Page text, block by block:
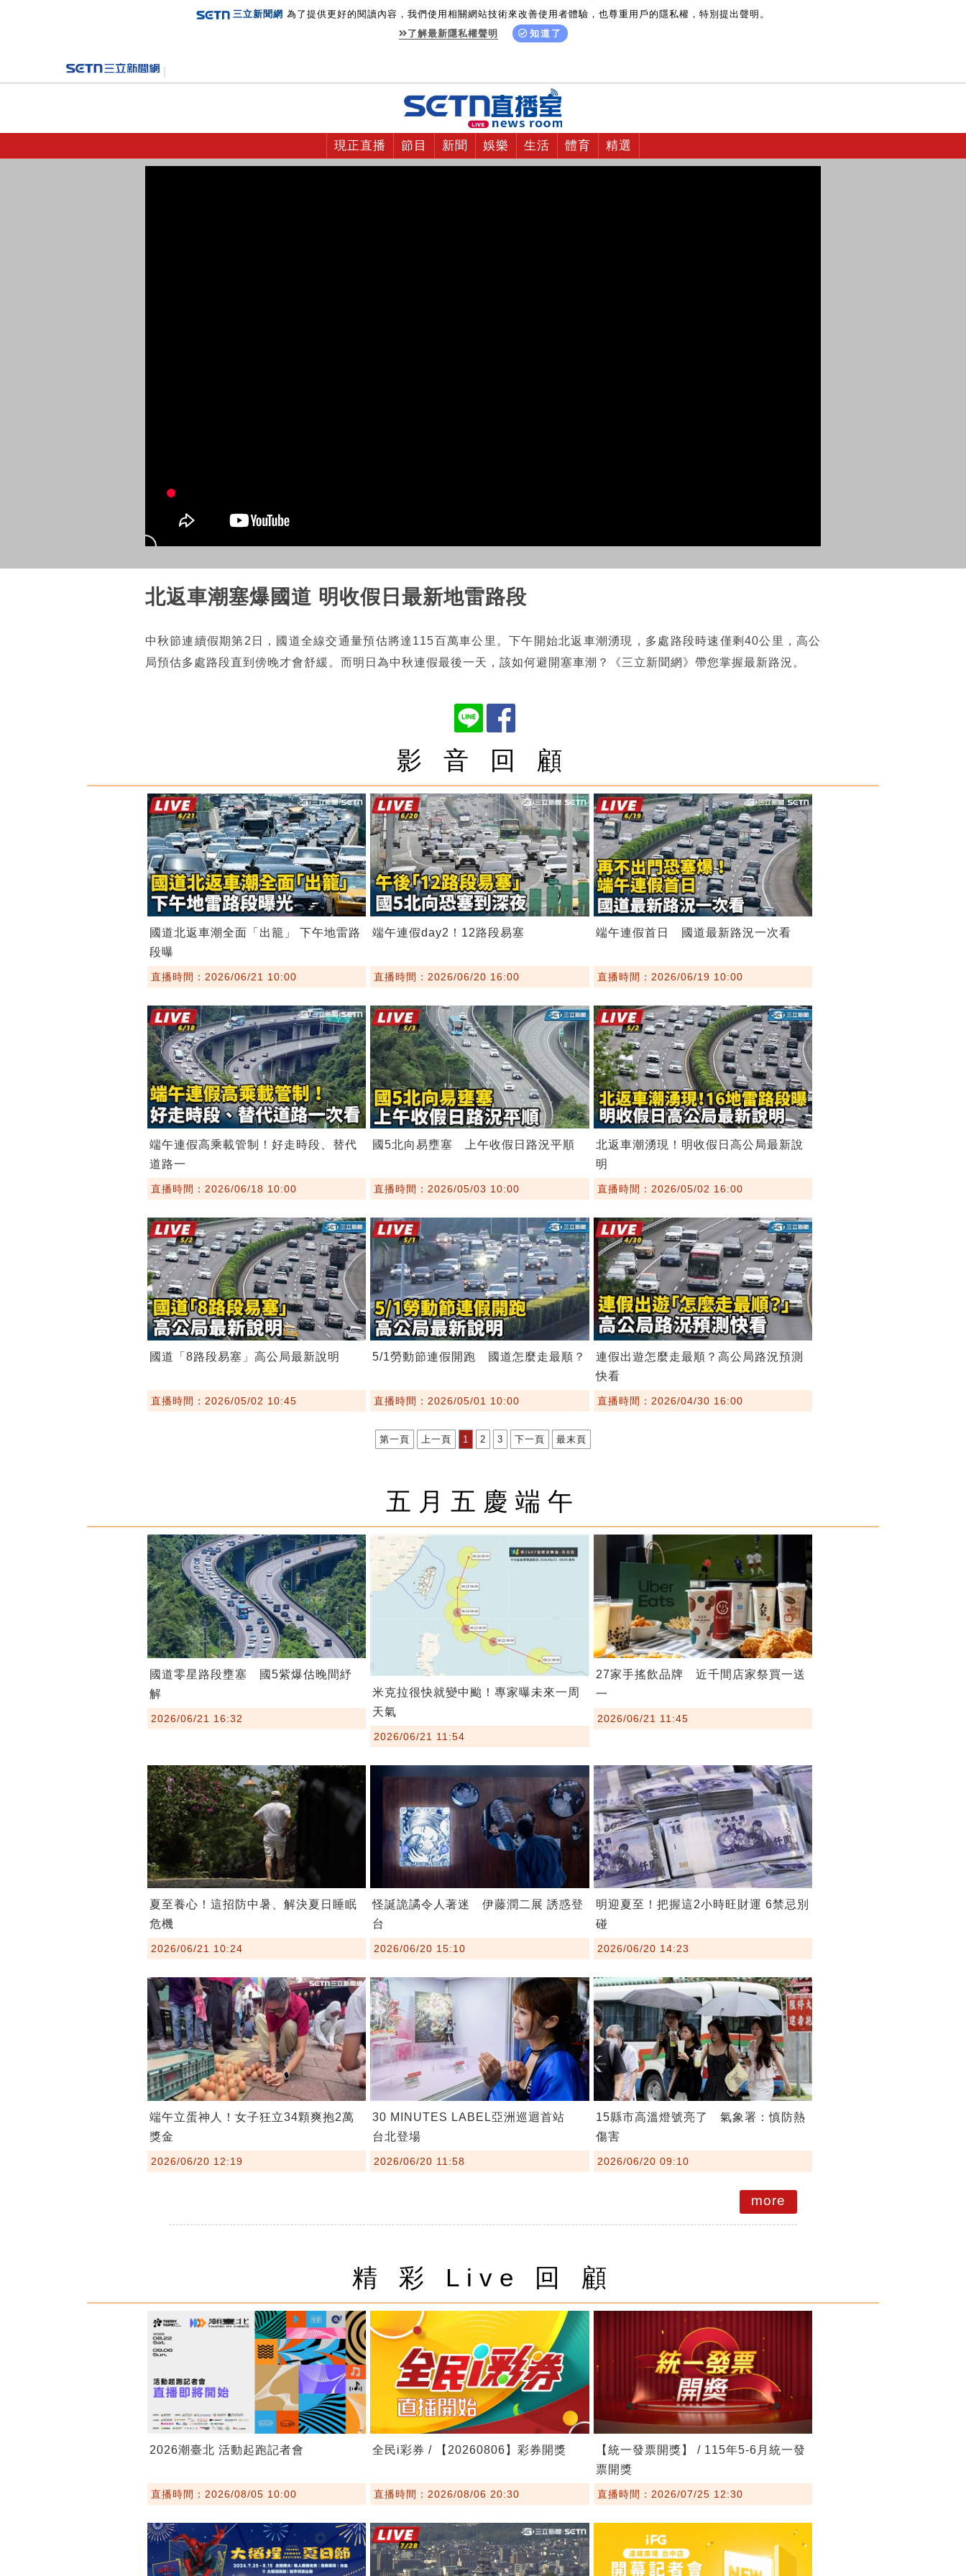
三立新聞網 為了提供更好的閱讀內容，我們使用相關網站技術來改善使用者體驗，也尊重用戶的隱私權，特別提出聲明。
了解最新隱私權聲明
知道了
現正直播 節目 新聞 娛樂 生活 體育 精選
北返車潮塞爆國道 明收假日最新地雷路段
中秋節連續假期第2日，國道全線交通量預估將達115百萬車公里。下午開始北返車潮湧現，多處路段時速僅剩40公里，高公
局預估多處路段直到傍晚才會舒緩。而明日為中秋連假最後一天，該如何避開塞車潮？《三立新聞網》帶您掌握最新路況。
影 音 回 顧
國道北返車潮全面「出籠」 下午地雷路
段曝
直播時間：2026/06/21 10:00
端午連假day2！12路段易塞
直播時間：2026/06/20 16:00
端午連假首日 國道最新路況一次看
直播時間：2026/06/19 10:00
端午連假高乘載管制！好走時段、替代
道路一
直播時間：2026/06/18 10:00
國5北向易壅塞 上午收假日路況平順
直播時間：2026/05/03 10:00
北返車潮湧現！明收假日高公局最新說
明
直播時間：2026/05/02 16:00
國道「8路段易塞」高公局最新說明
直播時間：2026/05/02 10:45
5/1勞動節連假開跑 國道怎麼走最順？
直播時間：2026/05/01 10:00
連假出遊怎麼走最順？高公局路況預測
快看
直播時間：2026/04/30 16:00
第一頁 上一頁 1 2 3 下一頁 最末頁
五月五慶端午
國道零星路段壅塞 國5紫爆估晚間紓
解
2026/06/21 16:32
米克拉很快就變中颱！專家曝未來一周
天氣
2026/06/21 11:54
27家手搖飲品牌 近千間店家祭買一送
一
2026/06/21 11:45
夏至養心！這招防中暑、解決夏日睡眠
危機
2026/06/21 10:24
怪誕詭譎令人著迷 伊藤潤二展 誘惑登
台
2026/06/20 15:10
明迎夏至！把握這2小時旺財運 6禁忌別
碰
2026/06/20 14:23
端午立蛋神人！女子狂立34顆爽抱2萬
獎金
2026/06/20 12:19
30 MINUTES LABEL亞洲巡迴首站
台北登場
2026/06/20 11:58
15縣市高溫燈號亮了 氣象署：慎防熱
傷害
2026/06/20 09:10
more
精 彩 Live 回 顧
2026潮臺北 活動起跑記者會
直播時間：2026/08/05 10:00
全民i彩券 / 【20260806】彩券開獎
直播時間：2026/08/06 20:30
【統一發票開獎】 / 115年5-6月統一發
票開獎
直播時間：2026/07/25 12:30